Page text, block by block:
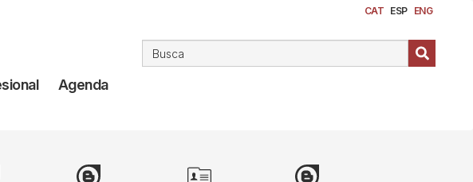
CAT ESP ENG
Agenda
Image Image Image